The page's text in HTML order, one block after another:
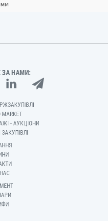
ЗА НАМИ:
MARKET
- АУКЦІОНИ